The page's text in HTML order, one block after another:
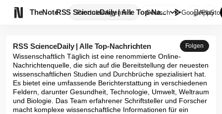
TheNote ProdukteAgenten
RSS ScienceDaily | Alle Top-Na...
Deutsch GooglePlay

RSS ScienceDaily | Alle Top-Nachrichten Folgen
Wissenschaftlich Täglich ist eine renommierte Online-
Nachrichtenquelle, die sich auf die Bereitstellung der neuesten
wissenschaftlichen Studien und Durchbrüche spezialisiert hat.
Es bietet eine umfassende Berichterstattung in verschiedenen
Feldern, darunter Gesundheit, Technologie, Umwelt, Weltraum
und Biologie. Das Team erfahrener Schriftsteller und Forscher
macht komplexe wissenschaftliche Informationen für ein